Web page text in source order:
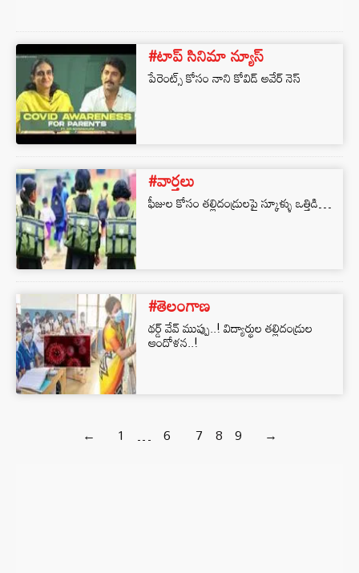
#టాప్ సినిమా న్యూస్
పేరెంట్స్ కోసం నాని కోవిడ్ అవేర్ నెస్
#వార్తలు
ఫీజుల కోసం తల్లిదండ్రులపై స్కూళ్ళు ఒత్తిడి…
#తెలంగాణ
థర్డ్‌ వేవ్‌ ముప్పు..! విద్యార్థుల తల్లిదండ్రుల
ఆందోళన..!
← 1 … 6 7 8 9 →